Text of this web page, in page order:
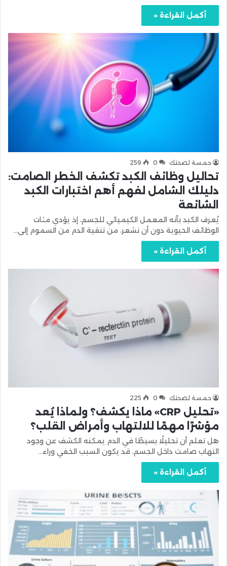
أكمل القراءة »
حمسة لصحتك 0
259
تحاليل وظائف الكبد تكشف الخطر الصامت:
دليلك الشامل لفهم أهم اختبارات الكبد
الشائعة
يُعرف الكبد بأنه المعمل الكيميائي للجسم، إذ يؤدي مئات
الوظائف الحيوية دون أن نشعر، من تنقية الدم من السموم إلى…
أكمل القراءة »
حمسة لصحتك 0
225
«تحليل CRP» ماذا يكشف؟ ولماذا يُعد
مؤشرًا مهمًا للالتهاب وأمراض القلب؟
هل تعلم أن تحليلًا بسيطًا في الدم يمكنه الكشف عن وجود
التهاب صامت داخل الجسم، قد يكون السبب الخفي وراء…
أكمل القراءة »